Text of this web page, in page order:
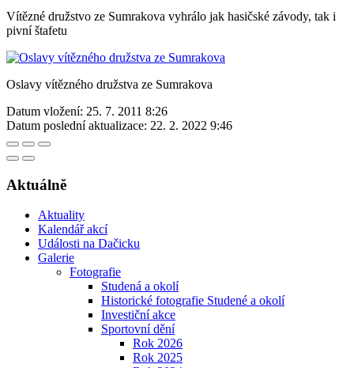
Vítězné družstvo ze Sumrakova vyhrálo jak hasičské závody, tak i
pivní štafetu
Oslavy vítězného družstva ze Sumrakova
Datum vložení: 25. 7. 2011 8:26
Datum poslední aktualizace: 22. 2. 2022 9:46
Aktuálně
Aktuality
Kalendář akcí
Události na Dačicku
Galerie
Fotografie
Studená a okolí
Historické fotografie Studené a okolí
Investiční akce
Sportovní dění
Rok 2026
Rok 2025